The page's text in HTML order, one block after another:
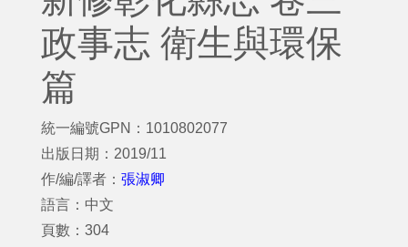
政事志 衛生與環保
篇
統一編號GPN：1010802077
出版日期：2019/11
作/編/譯者： 張淑卿
語言：中文
頁數：304